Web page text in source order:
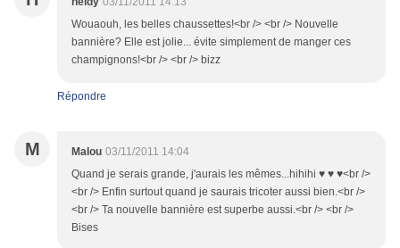
Wouaouh, les belles chaussettes!<br /> <br /> Nouvelle
bannière? Elle est jolie... évite simplement de manger ces
champignons!<br /> <br /> bizz
Répondre
M Malou 03/11/2011 14:04
Quand je serais grande, j'aurais les mêmes...hihihi ♥ ♥ ♥<br />
<br /> Enfin surtout quand je saurais tricoter aussi bien.<br />
<br /> Ta nouvelle bannière est superbe aussi.<br /> <br />
Bises